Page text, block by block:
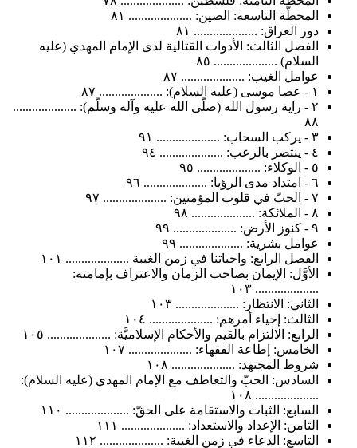
المحطّة التاسعة: الصين: .................... ٨١
دور العراق: .................... ٨١
الفصل الثالث: الأدوات القتالية لدى الإمام المهدي (عليه
السلام) .................... ٨٥
عوامل الغيب: .................... ٨٧
٢ - راية رسول الله (صلّى الله عليه وآله وسلّم): ....................
عوامل بشرية: .................... ٩٩
الفصل الرابع: واجباتنا في زمن الغيبة .................... ١٠١
الأوَّل: الإيمان بصاحب الزمان والاعتراف بإمامته:
.................... ١٠٣
الثاني: الانتظار: .................... ١٠٣
الثالث: إحياء أمرهم: .................... ١٠٤
الرابع: الالتزام بالقيم والأحكام الإسلاميَّة: .................... ١٠٥
الخامس: إطاعة الفقهاء: .................... ١٠٧
شروط المجتهد: .................... ١٠٨
السادس: الحبّ والتعاطف مع الإمام المهدي (عليه السلام):
.................... ١٠٨
السابع: الثبات والاستقامة على الحقّ: .................... ١١٠
الثامن: الإعداد والاستعداد: .................... ١١١
التاسع: الدعاء في زمن الغيبة: .................... ١١٢